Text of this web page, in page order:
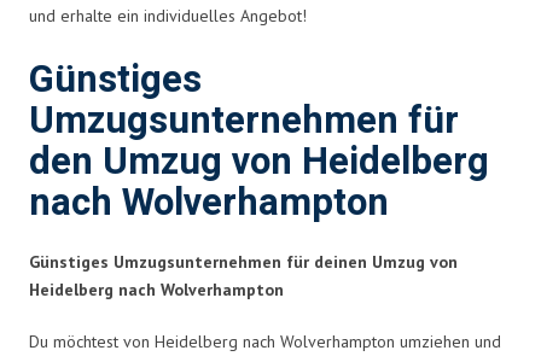
und erhalte ein individuelles Angebot!
Günstiges
Umzugsunternehmen für
den Umzug von Heidelberg
nach Wolverhampton
Günstiges Umzugsunternehmen für deinen Umzug von
Heidelberg nach Wolverhampton
Du möchtest von Heidelberg nach Wolverhampton umziehen und